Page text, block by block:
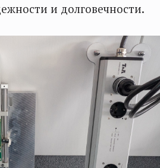
и долговечности.